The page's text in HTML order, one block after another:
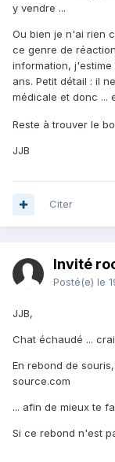
y vendre ...
Ou bien je n'ai rien
ce genre de
information,
ans. Petit détail : il
médicale et donc ...
Reste à trouver le
JJB
Citer
Invité
Posté(e) le
JJB,
Chat échaudé ...
En rebond de
source.com
... afin de mieux te
Si ce rebond n'est